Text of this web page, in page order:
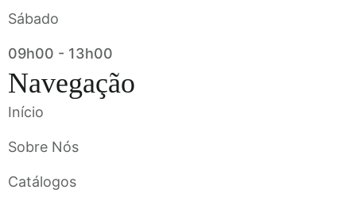
Sábado
09h00 - 13h00
Navegação
Início
Sobre Nós
Catálogos